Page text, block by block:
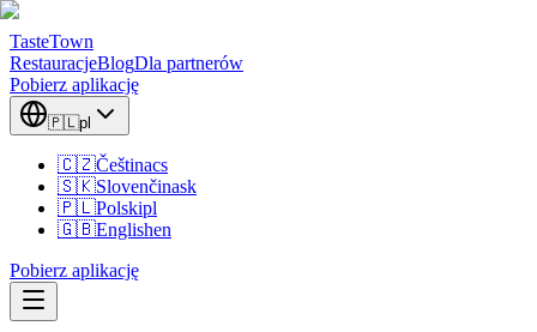
TasteTown
RestauracjeBlogDla partnerów
Pobierz aplikację
🇵🇱pl
🇨🇿Češtinacs
🇸🇰Slovenčinask
🇵🇱Polskipl
🇬🇧Englishen
Pobierz aplikację